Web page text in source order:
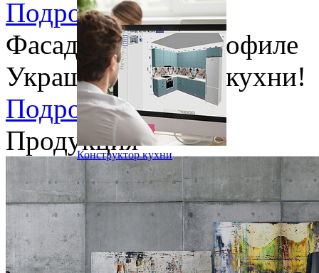
Конструктор кухни
Подробности
Фасад в тонком профиле
Украшение вашей кухни!
Подробности
Продукция